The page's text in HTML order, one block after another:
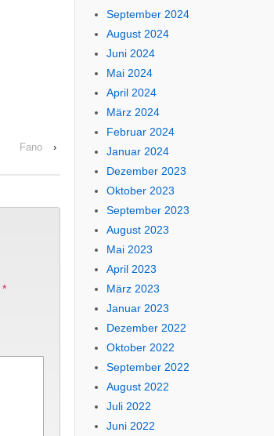
Fano ›
*
September 2024
August 2024
Juni 2024
Mai 2024
April 2024
März 2024
Februar 2024
Januar 2024
Dezember 2023
Oktober 2023
September 2023
August 2023
Mai 2023
April 2023
März 2023
Januar 2023
Dezember 2022
Oktober 2022
September 2022
August 2022
Juli 2022
Juni 2022